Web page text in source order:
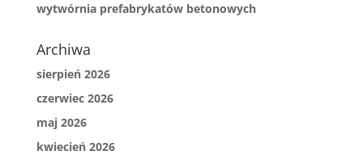
wytwórnia prefabrykatów betonowych
Archiwa
sierpień 2026
czerwiec 2026
maj 2026
kwiecień 2026